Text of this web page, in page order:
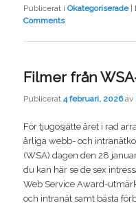
Publicerat i Okategoriserade
Comments
Filmer från
Publicerat4 februari, 2026 av
För tjugosjätte året i rad
årliga webb- och
(WSA) dagen den 28
du kan här se de sex
Web Service Award-
och intranät samt bästa